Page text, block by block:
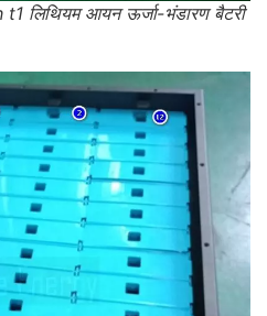
लिथियम आयन ऊर्जा-भंडारण बैटरी